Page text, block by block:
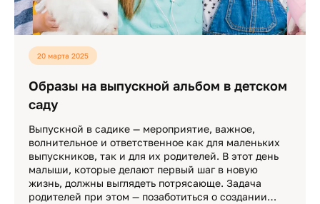
20 марта 2025
Образы на выпускной альбом в детском
саду
Выпускной в садике — мероприятие, важное,
волнительное и ответственное как для маленьких
выпускников, так и для их родителей. В этот день
малыши, которые делают первый шаг в новую
жизнь, должны выглядеть потрясающе. Задача
родителей при этом — позаботиться о создании…